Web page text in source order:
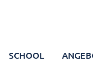
SCHOOL